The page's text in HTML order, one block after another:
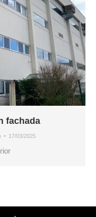
fachada
17/03/2025